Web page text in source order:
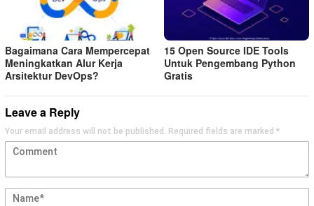
Bagaimana Cara Mempercepat
Meningkatkan Alur Kerja
Arsitektur DevOps?
15 Open Source IDE Tools
Untuk Pengembang Python
Gratis
Leave a Reply
Your email address will not be published. Required fields are marked *